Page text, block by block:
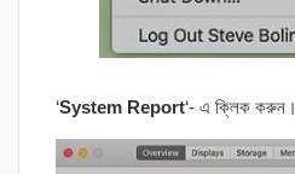
‘System Report‘- এ ক্লিক করুন।